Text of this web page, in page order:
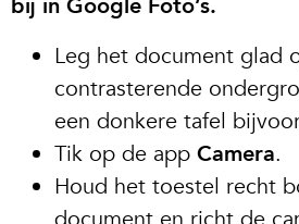
bij in Google Foto’s.
Leg het document glad
contrasterende
een donkere tafel
Tik op de app Camera.
Houd het toestel recht